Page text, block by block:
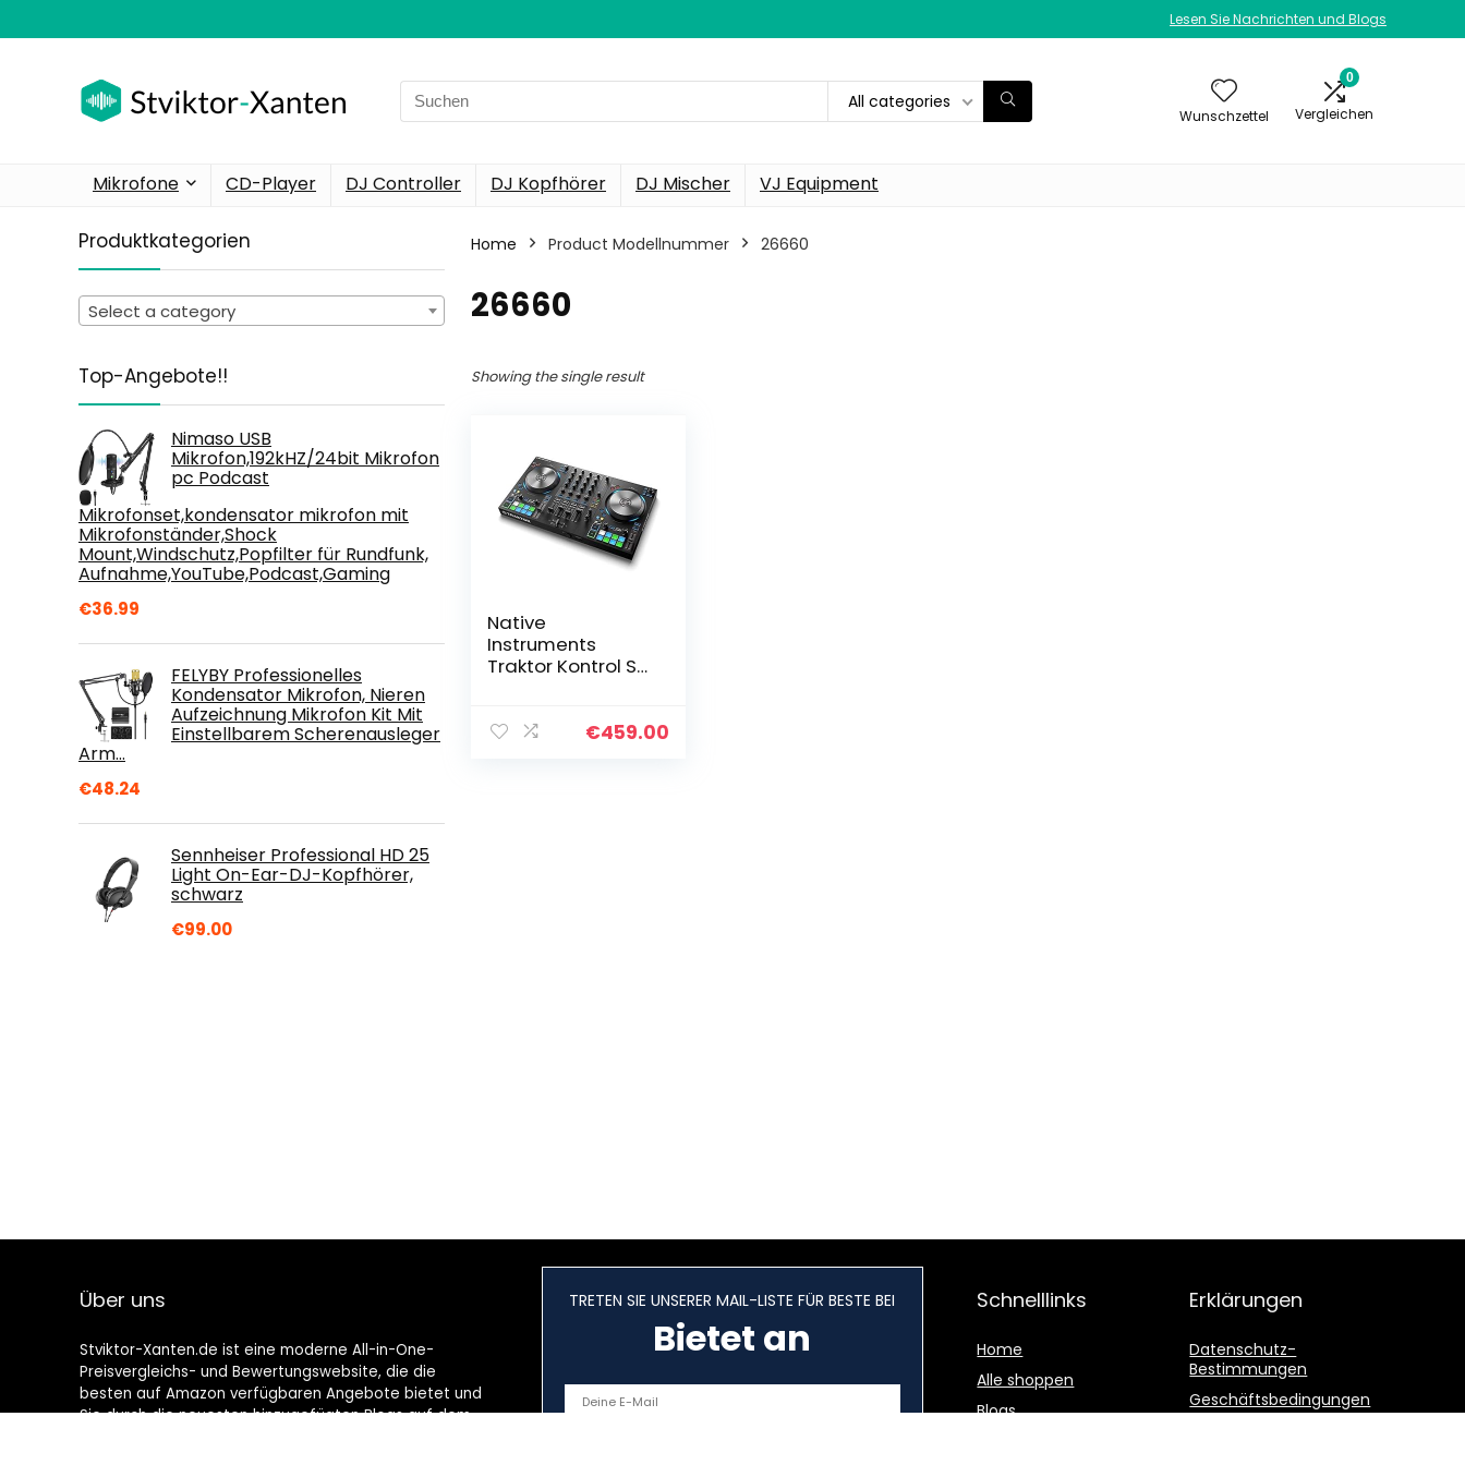
Lesen Sie Nachrichten und Blogs
Search
for:
All categories
Wunschzettel
0
Vergleichen
Mikrofone CD-Player DJ Controller DJ Kopfhörer DJ Mischer VJ Equipment
Produktkategorien
Select a category
Top-Angebote!!
Nimaso USB
Mikrofon,192kHZ/24bit Mikrofon
pc Podcast
Mikrofonset,kondensator mikrofon mit
Mikrofonständer,Shock
Mount,Windschutz,Popfilter für Rundfunk,
Aufnahme,YouTube,Podcast,Gaming
€36.99
FELYBY Professionelles
Kondensator Mikrofon, Nieren
Aufzeichnung Mikrofon Kit Mit
Einstellbarem Scherenausleger
Arm…
€48.24
Sennheiser Professional HD 25
Light On-Ear-DJ-Kopfhörer,
schwarz
€99.00
Home Product Modellnummer ‎26660
‎26660
Showing the single result
Native
Instruments
Traktor Kontrol S3
Pads, integrierte
€459.00
Über uns
Stviktor-Xanten.de ist eine moderne All-in-One-
Preisvergleichs- und Bewertungswebsite, die die
besten auf Amazon verfügbaren Angebote bietet und
Sie durch die neuesten hinzugefügten Blogs auf dem
TRETEN SIE UNSERER MAIL-LISTE FÜR BESTE BEI
Bietet an
Schnelllinks
Home
Alle shoppen
Blogs
Erklärungen
Datenschutz-
Bestimmungen
Geschäftsbedingungen